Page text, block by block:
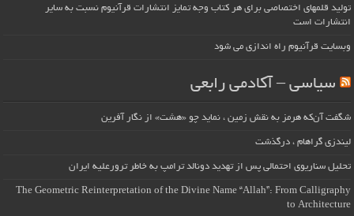
تولید قلمهای اختصاصی برای هر کتاب وجه تمایز انتشارات قرآنیوم نسبت به سایر
انتشارات است
وبسایت قرآنیوم راه اندازی می شود
سیاسی – آکادمی رابعی
شگفت آن‌که هرمز به نقش زمین ، نماید چو «هشت» از نگار آفرین
لیندزی گراهام ، درگذشت
تحلیل سناریوی احتمالی پس از تهدید دونالد ترامپ به خاطر ترورعلیه ایران
The Geometric Reinterpretation of the Divine Name “Allah”: From Calligraphy
to Architecture